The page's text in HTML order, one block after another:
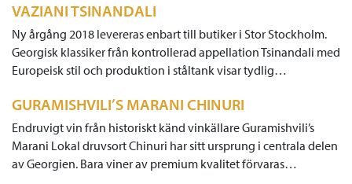
VAZIANI TSINANDALI
Ny årgång 2018 levereras enbart till butiker i Stor Stockholm.
Georgisk klassiker från kontrollerad appellation Tsinandali med
Europeisk stil och produktion i ståltank visar tydlig…
GURAMISHVILI’S MARANI CHINURI
Endruvigt vin från historiskt känd vinkällare Guramishvili’s
Marani Lokal druvsort Chinuri har sitt ursprung i centrala delen
av Georgien. Bara viner av premium kvalitet förvaras…